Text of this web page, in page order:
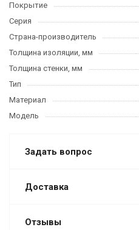
Покрытие
Серия
Страна-производитель
Толщина изоляции, мм
Толщина стенки, мм
Тип
Материал
Модель
Задать вопрос
Доставка
Отзывы